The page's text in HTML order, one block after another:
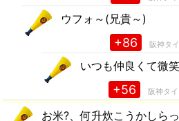
ウフォ～(兄貴～)
+86 阪神タ
いつも仲良くて微
+56 阪神タイ
お米?、何升炊こうかしらっ